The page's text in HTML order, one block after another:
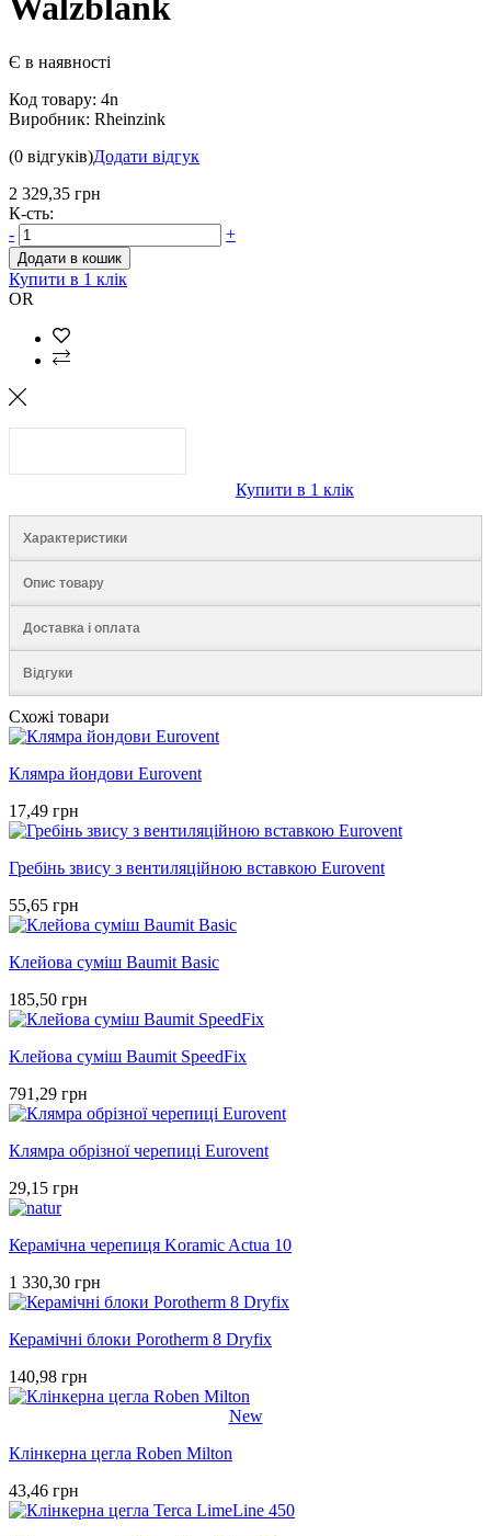
Walzblank
Є в наявності
Код товару: 4n
Виробник: Rheinzink
(0 відгуків)Додати відгук
2 329,35 грн
К-сть:
-
+
Додати в кошик
Купити в 1 клік
OR
Купити в 1 клік
Характеристики
Опис товару
Доставка і оплата
Відгуки
Схожі товари
Клямра йондови Eurovent
17,49 грн
Гребінь звису з вентиляційною вставкою Eurovent
55,65 грн
Клейова суміш Baumit Basic
185,50 грн
Клейова суміш Baumit SpeedFix
791,29 грн
Клямра обрізної черепиці Eurovent
29,15 грн
Керамічна черепиця Koramic Actua 10
1 330,30 грн
Керамічні блоки Porotherm 8 Dryfix
140,98 грн
New
Клінкерна цегла Roben Milton
43,46 грн